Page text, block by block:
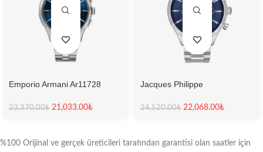
Emporio Armani Ar11728
23,370.00₺ 21,033.00₺
Jacques Philippe
Saati
24,520.00₺ 22,068.00₺
%100 Orijinal ve gerçek üreticileri tarafından garantisi olan saatler için